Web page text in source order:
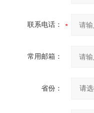
联系电话：
常用邮箱：
省份：